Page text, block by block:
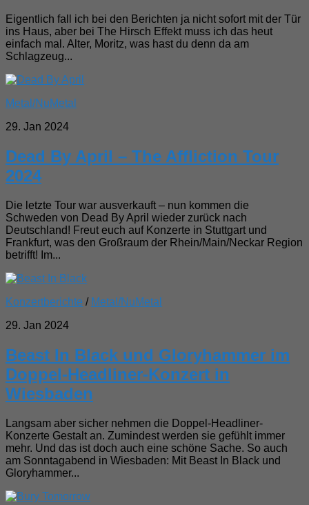
Eigentlich fall ich bei den Berichten ja nicht sofort mit der Tür
ins Haus, aber bei The Hirsch Effekt muss ich das heut
einfach mal. Alter, Moritz, was hast du denn da am
Schlagzeug...
Metal/NuMetal
29. Jan 2024
Dead By April – The Affliction Tour
2024
Die letzte Tour war ausverkauft – nun kommen die
Schweden von Dead By April wieder zurück nach
Deutschland! Freut euch auf Konzerte in Stuttgart und
Frankfurt, was den Großraum der Rhein/Main/Neckar Region
betrifft! Im...
Konzertberichte / Metal/NuMetal
29. Jan 2024
Beast In Black und Gloryhammer im
Doppel-Headliner-Konzert in
Wiesbaden
Langsam aber sicher nehmen die Doppel-Headliner-
Konzerte Gestalt an. Zumindest werden sie gefühlt immer
mehr. Und das ist doch auch eine schöne Sache. So auch
am Sonntagabend in Wiesbaden: Mit Beast In Black und
Gloryhammer...